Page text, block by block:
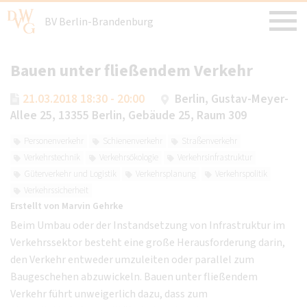
BV Berlin-Brandenburg
Bauen unter fließendem Verkehr
21.03.2018 18:30 - 20:00
Berlin, Gustav-Meyer-
Allee 25, 13355 Berlin, Gebäude 25, Raum 309
Personenverkehr Schienenverkehr
Straßenverkehr
Verkehrstechnik
Verkehrsökologie
Verkehrsinfrastruktur
Güterverkehr und Logistik
Verkehrsplanung
Verkehrspolitik
Verkehrssicherheit
Erstellt von Marvin Gehrke
Beim Umbau oder der Instandsetzung von Infrastruktur im
Verkehrssektor besteht eine große Herausforderung darin,
den Verkehr entweder umzuleiten oder parallel zum
Baugeschehen abzuwickeln. Bauen unter fließendem
Verkehr führt unweigerlich dazu, dass zum